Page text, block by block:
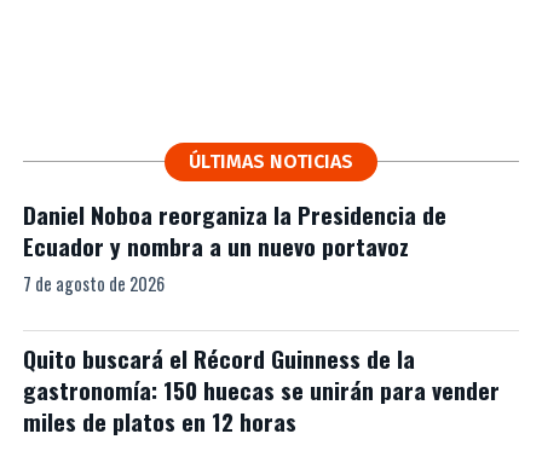
ÚLTIMAS NOTICIAS
Daniel Noboa reorganiza la Presidencia de
Ecuador y nombra a un nuevo portavoz
7 de agosto de 2026
Quito buscará el Récord Guinness de la
gastronomía: 150 huecas se unirán para vender
miles de platos en 12 horas